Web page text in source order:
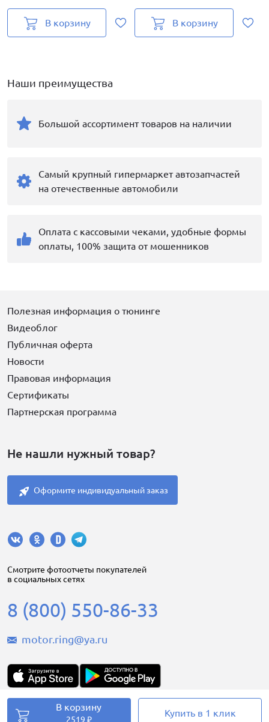
В корзину
2519 ₽
Купить в 1 клик
В корзину В корзину
Наши преимущества
Большой ассортимент товаров на наличии
Самый крупный гипермаркет автозапчастей
на отечественные автомобили
Оплата с кассовыми чеками, удобные формы
оплаты, 100% защита от мошенников
Полезная информация о тюнинге
Видеоблог
Публичная оферта
Новости
Правовая информация
Сертификаты
Партнерская программа
Не нашли нужный товар?
Оформите индивидуальный заказ
Cмотрите фотоотчеты покупателей
в социальных сетях
8 (800) 550-86-33
motor.ring@ya.ru
Motorring.ru © 2008-2026